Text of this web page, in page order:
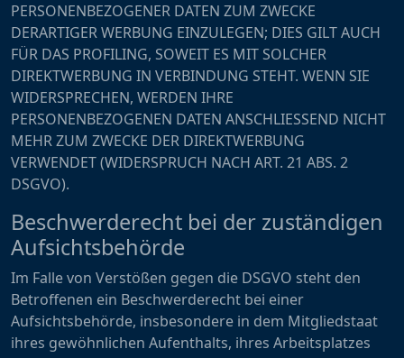
PERSONENBEZOGENER DATEN ZUM ZWECKE
DERARTIGER WERBUNG EINZULEGEN; DIES GILT AUCH
FÜR DAS PROFILING, SOWEIT ES MIT SOLCHER
DIREKTWERBUNG IN VERBINDUNG STEHT. WENN SIE
WIDERSPRECHEN, WERDEN IHRE
PERSONENBEZOGENEN DATEN ANSCHLIESSEND NICHT
MEHR ZUM ZWECKE DER DIREKTWERBUNG
VERWENDET (WIDERSPRUCH NACH ART. 21 ABS. 2
DSGVO).
Beschwerde­recht bei der zuständigen
Aufsichts­behörde
Im Falle von Verstößen gegen die DSGVO steht den
Betroffenen ein Beschwerderecht bei einer
Aufsichtsbehörde, insbesondere in dem Mitgliedstaat
ihres gewöhnlichen Aufenthalts, ihres Arbeitsplatzes